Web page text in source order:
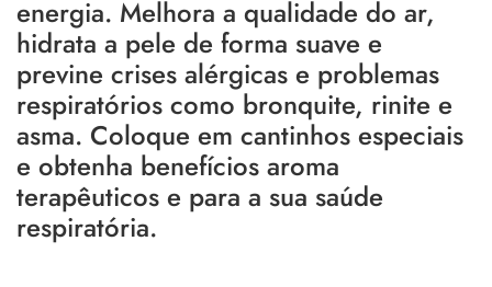
energia. Melhora a qualidade do ar,
hidrata a pele de forma suave e
previne crises alérgicas e problemas
respiratórios como bronquite, rinite e
asma. Coloque em cantinhos especiais
e obtenha benefícios aroma
terapêuticos e para a sua saúde
respiratória.